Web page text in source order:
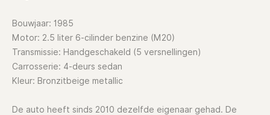
Bouwjaar: 1985
Motor: 2.5 liter 6-cilinder benzine (M20)
Transmissie: Handgeschakeld (5 versnellingen)
Carrosserie: 4-deurs sedan
Kleur: Bronzitbeige metallic
De auto heeft sinds 2010 dezelfde eigenaar gehad. De